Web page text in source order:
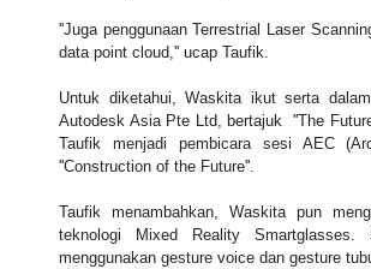
''Juga penggunaan Terrestrial Laser
data point cloud,'' ucap Taufik.
Untuk diketahui, Waskita ikut serta
Autodesk Asia Pte Ltd, bertajuk ''The
Taufik menjadi pembicara sesi AEC
''Construction of the Future''.
Taufik menambahkan, Waskita pun
teknologi Mixed Reality
menggunakan gesture voice dan gesture